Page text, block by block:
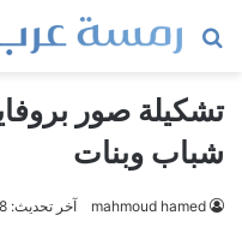
بحث
تشكيلة صور
شباب وبنات
mahmoud hamed آخر تحديث: 8 يونيو، 2019